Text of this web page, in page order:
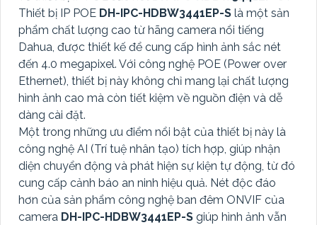
Thiết bị IP POE DH-IPC-HDBW3441EP-S là một sản
phẩm chất lượng cao từ hãng camera nổi tiếng
Dahua, được thiết kế để cung cấp hình ảnh sắc nét
đến 4.0 megapixel. Với công nghệ POE (Power over
Ethernet), thiết bị này không chỉ mang lại chất lượng
hình ảnh cao mà còn tiết kiệm về nguồn điện và dễ
dàng cài đặt.
Một trong những ưu điểm nổi bật của thiết bị này là
công nghệ AI (Trí tuệ nhân tạo) tích hợp, giúp nhận
diện chuyển động và phát hiện sự kiện tự động, từ đó
cung cấp cảnh báo an ninh hiệu quả. Nét độc đáo
hơn của sản phẩm công nghệ ban đêm ONVIF của
camera DH-IPC-HDBW3441EP-S giúp hình ảnh vẫn